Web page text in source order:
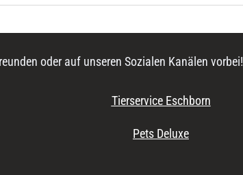
oder auf unseren Sozialen Kanälen vorbei!
Tierservice Eschborn
Pets Deluxe